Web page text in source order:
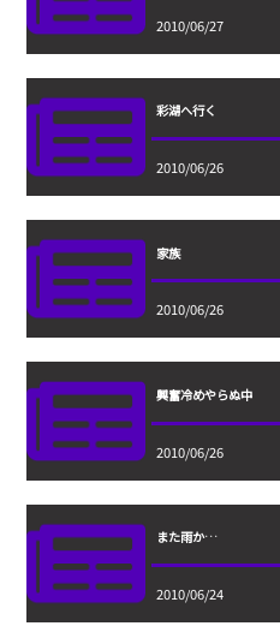
2010/06/27
彩湖へ行く
2010/06/26
家族
2010/06/26
興奮冷めやらぬ中
2010/06/26
また雨か…
2010/06/24